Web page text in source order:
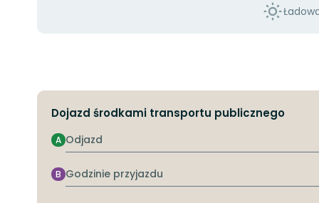
Dojazd środkami transportu publicznego
Odjazd
A
Godzinie
przyjazdu
B